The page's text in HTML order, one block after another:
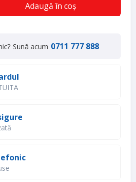
Adaugă în coș
Sună acum 0711 777 888